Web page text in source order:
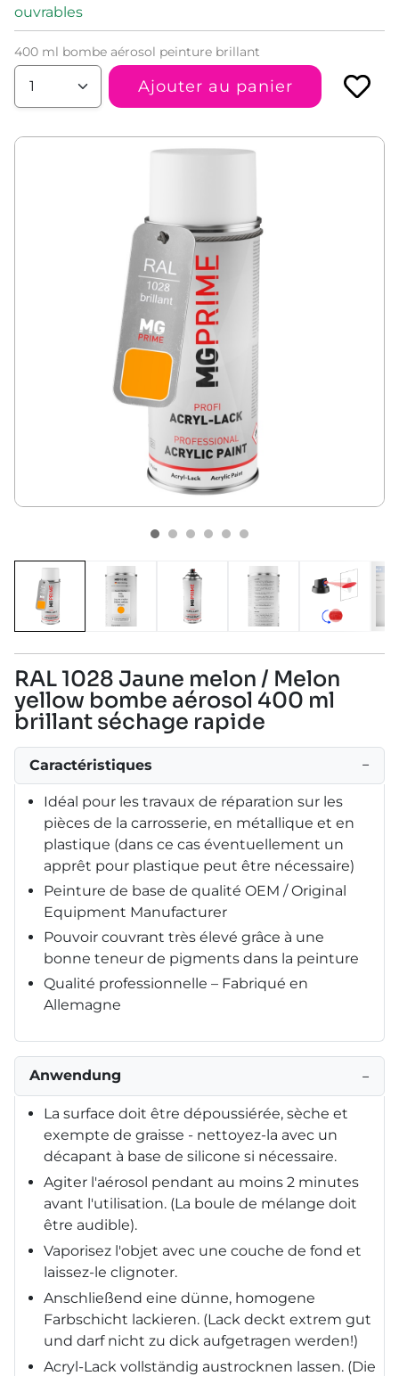
ouvrables
400 ml bombe aérosol peinture brillant
Ajouter au panier
RAL 1028 Jaune melon / Melon
yellow bombe aérosol 400 ml
brillant séchage rapide
Caractéristiques −
Idéal pour les travaux de réparation sur les
pièces de la carrosserie, en métallique et en
plastique (dans ce cas éventuellement un
apprêt pour plastique peut être nécessaire)
Peinture de base de qualité OEM / Original
Equipment Manufacturer
Pouvoir couvrant très élevé grâce à une
bonne teneur de pigments dans la peinture
Qualité professionnelle – Fabriqué en
Allemagne
Anwendung −
La surface doit être dépoussiérée, sèche et
exempte de graisse - nettoyez-la avec un
décapant à base de silicone si nécessaire.
Agiter l'aérosol pendant au moins 2 minutes
avant l'utilisation. (La boule de mélange doit
être audible).
Vaporisez l'objet avec une couche de fond et
laissez-le clignoter.
Anschließend eine dünne, homogene
Farbschicht lackieren. (Lack deckt extrem gut
und darf nicht zu dick aufgetragen werden!)
Acryl-Lack vollständig austrocknen lassen. (Die